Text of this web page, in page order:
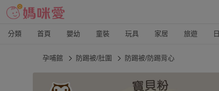
分類 首頁 嬰幼 童裝 玩具 家居 旅遊
孕哺館 防踢被/肚圍 防踢被/防踢背心